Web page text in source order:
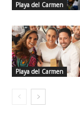
Playa del Carmen
Playa del Carmen